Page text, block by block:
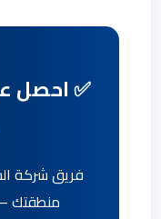
✅ احصل
فريق شركة
منطقتك